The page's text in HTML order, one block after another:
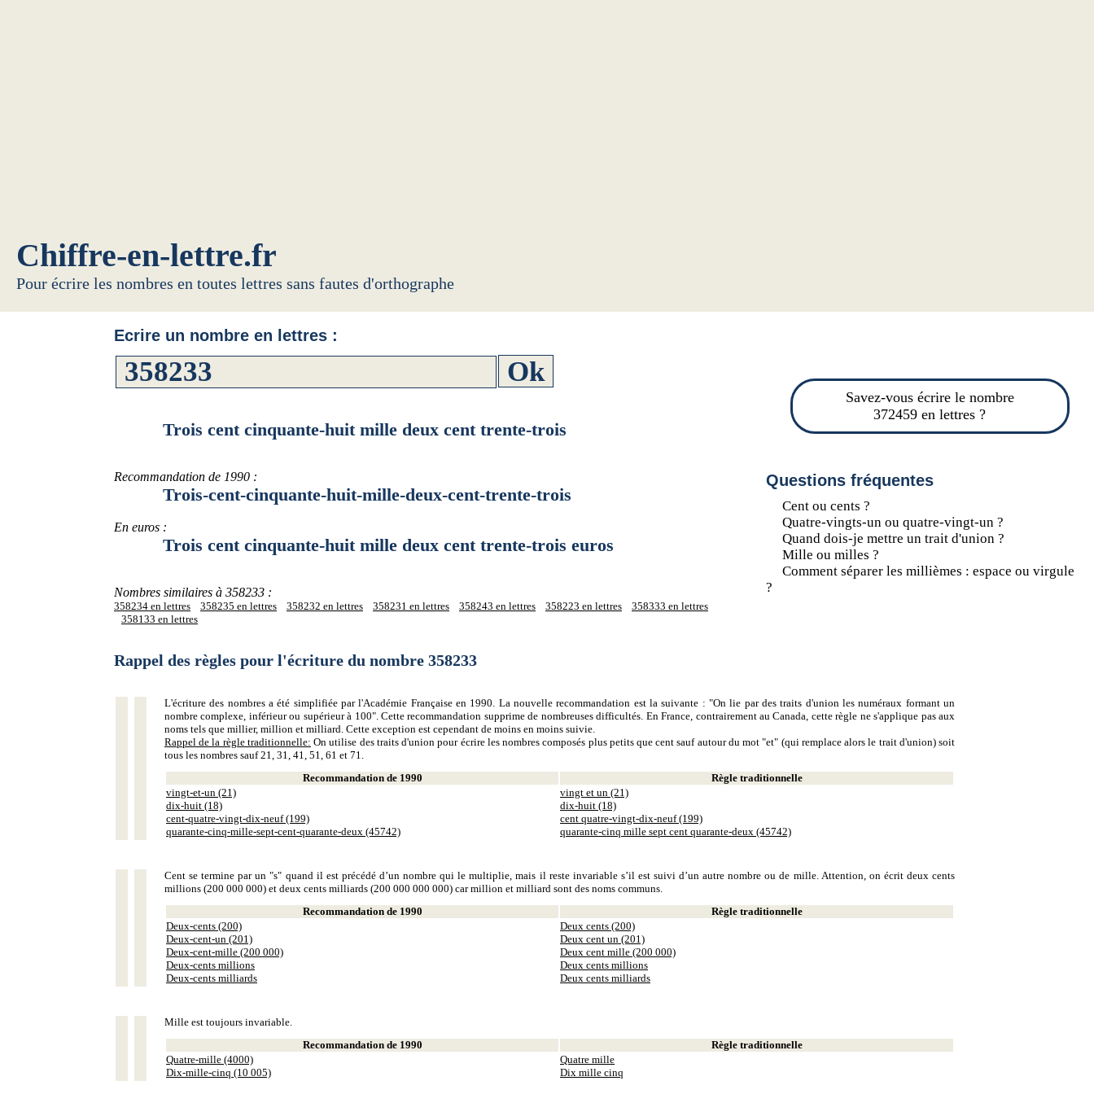
Chiffre-en-lettre.fr
Pour écrire les nombres en toutes lettres sans fautes d'orthographe
Savez-vous écrire le nombre
372459 en lettres ?
Questions fréquentes
Cent ou cents ?
Quatre-vingts-un ou quatre-vingt-un ?
Quand dois-je mettre un trait d'union ?
Mille ou milles ?
Comment séparer les millièmes : espace ou virgule
?
Ecrire un nombre en lettres :
Trois cent cinquante-huit mille deux cent trente-trois
Recommandation de 1990 :
Trois-cent-cinquante-huit-mille-deux-cent-trente-trois
En euros :
Trois cent cinquante-huit mille deux cent trente-trois euros
Nombres similaires à 358233 :
358234 en lettres 358235 en lettres 358232 en lettres 358231 en lettres 358243 en lettres 358223 en lettres
358333 en lettres
358133 en lettres
Rappel des règles pour l'écriture du nombre 358233
L'écriture des nombres a été simplifiée par l'Académie Française en 1990. La nouvelle recommandation est la suivante : "On lie par des traits d'union les numéraux formant un
nombre complexe, inférieur ou supérieur à 100". Cette recommandation supprime de nombreuses difficultés. En France, contrairement au Canada, cette règle ne s'applique pas aux
noms tels que millier, million et milliard. Cette exception est cependant de moins en moins suivie.
Rappel de la règle traditionnelle: On utilise des traits d'union pour écrire les nombres composés plus petits que cent sauf autour du mot "et" (qui remplace alors le trait d'union) soit
tous les nombres sauf 21, 31, 41, 51, 61 et 71.
Recommandation de 1990
Règle traditionnelle
vingt-et-un (21)
dix-huit (18)
cent-quatre-vingt-dix-neuf (199)
quarante-cinq-mille-sept-cent-quarante-deux (45742)
vingt et un (21)
dix-huit (18)
cent quatre-vingt-dix-neuf (199)
quarante-cinq mille sept cent quarante-deux (45742)
Cent se termine par un "s" quand il est précédé d’un nombre qui le multiplie, mais il reste invariable s’il est suivi d’un autre nombre ou de mille. Attention, on écrit deux cents
millions (200 000 000) et deux cents milliards (200 000 000 000) car million et milliard sont des noms communs.
Recommandation de 1990
Règle traditionnelle
Deux-cents (200)
Deux-cent-un (201)
Deux-cent-mille (200 000)
Deux-cents millions
Deux-cents milliards
Deux cents (200)
Deux cent un (201)
Deux cent mille (200 000)
Deux cents millions
Deux cents milliards
Mille est toujours invariable.
Recommandation de 1990
Règle traditionnelle
Quatre-mille (4000)
Dix-mille-cinq (10 005)
Quatre mille
Dix mille cinq